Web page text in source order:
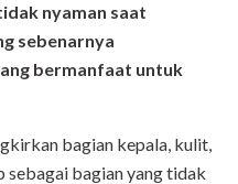
nyaman saat
sebenarnya
bermanfaat untuk
bagian kepala, kulit,
sebagai bagian yang tidak